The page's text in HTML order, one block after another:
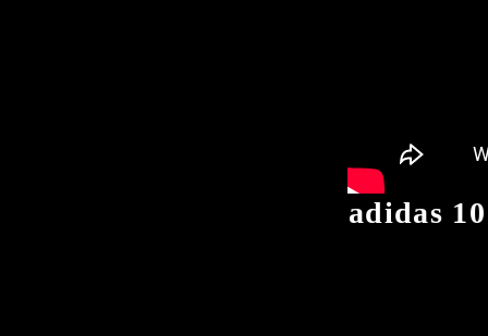
adidas